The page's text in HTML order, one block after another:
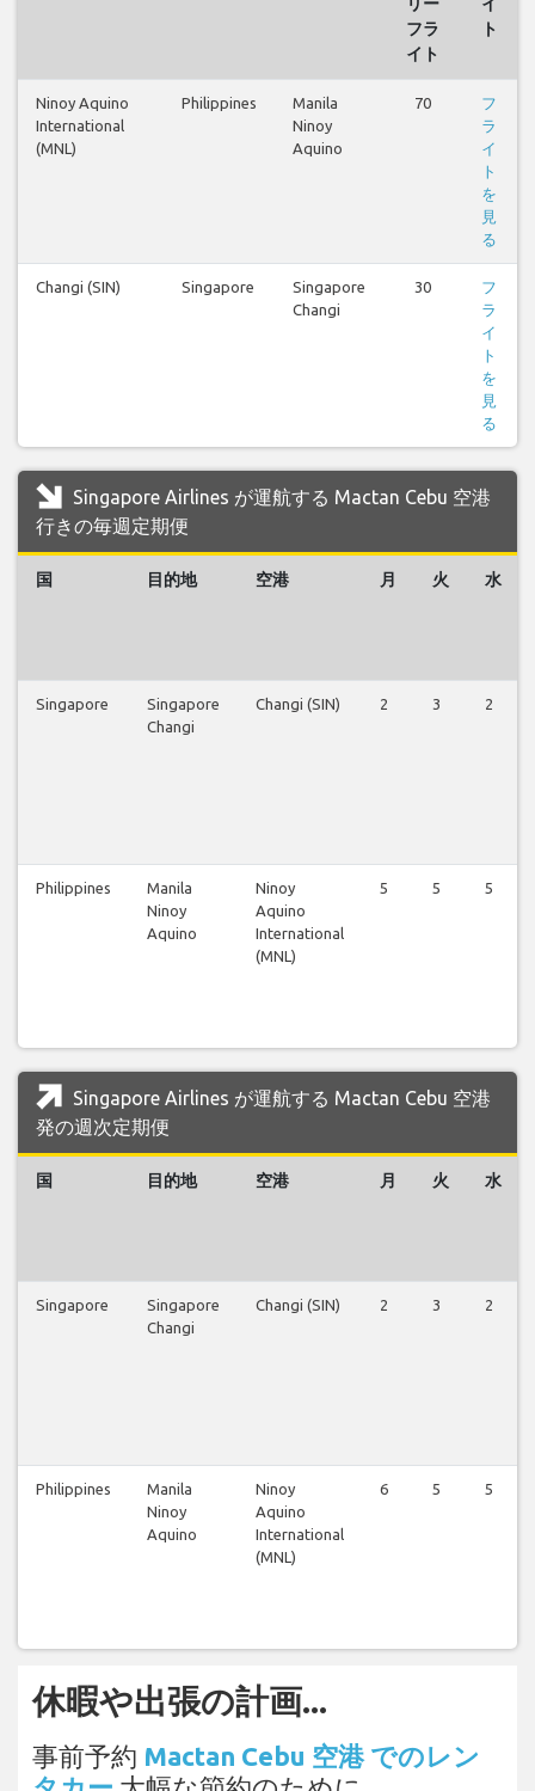
フラ
イト
ト
Ninoy Aquino
International
(MNL)
Philippines
Manila
Ninoy
Aquino
70
フ
ラ
イ
ト
を
見
る
Changi (SIN) Singapore
Singapore
Changi
30
フ
ラ
イ
ト
を
見
る
Singapore Airlines が運航する Mactan Cebu 空港
行きの毎週定期便
国 目的地 空港 月 火 水
Singapore
Singapore
Changi
Changi (SIN) 2 3 2
Philippines
Manila
Ninoy
Aquino
Ninoy
Aquino
International
(MNL)
5 5 5
Singapore Airlines が運航する Mactan Cebu 空港
発の週次定期便
国 目的地 空港 月 火 水
Singapore
Singapore
Changi
Changi (SIN) 2 3 2
Philippines
Manila
Ninoy
Aquino
Ninoy
Aquino
International
(MNL)
6 5 5
休暇や出張の計画...
事前予約 Mactan Cebu 空港 でのレン